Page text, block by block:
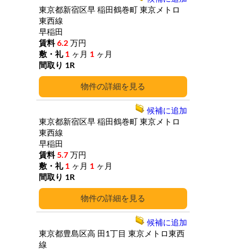
詳細
東京都新宿区早 稲田鶴巻町 東京メトロ
東西線
早稲田
6.2 万円
1 ヶ月 1 ヶ月
1R
詳細
東京都新宿区早 稲田鶴巻町 東京メトロ
東西線
早稲田
5.7 万円
1 ヶ月 1 ヶ月
1R
候補に追加
東京都豊島区高 田1丁目 東京メトロ東西
線
候補に追加